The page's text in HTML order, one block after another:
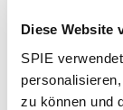
Diese Website
SPIE
zu können und
konnten bereits
Zahl bestätigt
20 Prozent.